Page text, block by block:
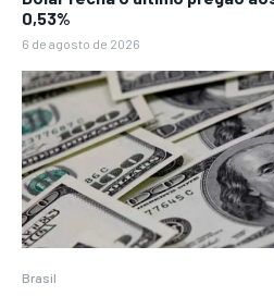
0,53%
6 de agosto de 2026
Brasil